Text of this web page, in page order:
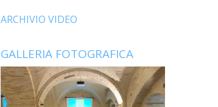
ARCHIVIO VIDEO
GALLERIA FOTOGRAFICA